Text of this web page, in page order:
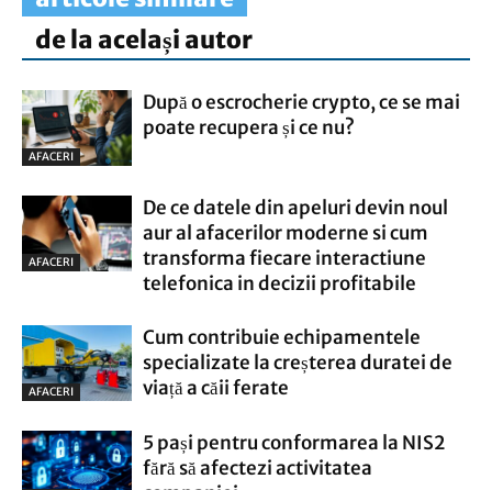
de la același autor
AFACERI
După o escrocherie crypto, ce se mai
poate recupera și ce nu?
AFACERI
De ce datele din apeluri devin noul
aur al afacerilor moderne si cum
transforma fiecare interactiune
telefonica in decizii profitabile
AFACERI
Cum contribuie echipamentele
specializate la creșterea duratei de
viață a căii ferate
5 pași pentru conformarea la NIS2
fără să afectezi activitatea